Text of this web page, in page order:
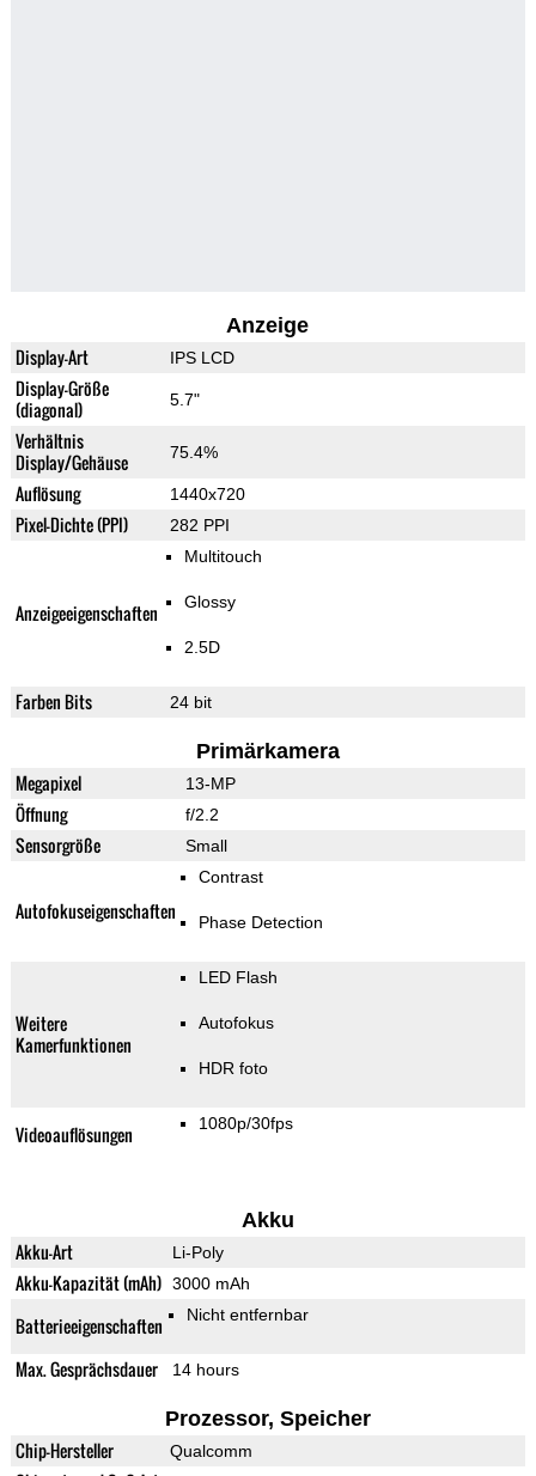
Anzeige
Display-Art IPS LCD
Display-Größe
(diagonal)
5.7"
Verhältnis
Display/Gehäuse
75.4%
Auflösung 1440x720
Pixel-Dichte (PPI) 282 PPI
Anzeigeeigenschaften
Multitouch
Glossy
2.5D
Farben Bits 24 bit
Primärkamera
Megapixel 13-MP
Öffnung f/2.2
Sensorgröße Small
Autofokuseigenschaften
Contrast
Phase Detection
Weitere
Kamerfunktionen
LED Flash
Autofokus
HDR foto
Videoauflösungen 1080p/30fps
Akku
Akku-Art Li-Poly
Akku-Kapazität (mAh) 3000 mAh
Batterieeigenschaften Nicht entfernbar
Max. Gesprächsdauer 14 hours
Prozessor, Speicher
Chip-Hersteller Qualcomm